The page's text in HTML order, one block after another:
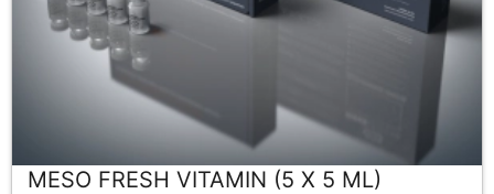
MESO FRESH VITAMIN (5 X 5 ML)